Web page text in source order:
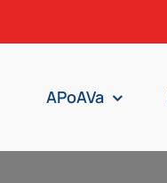
APoAVa